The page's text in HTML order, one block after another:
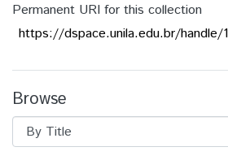
Permanent URI for this collection
https://dspace.unila.edu.br/handle/
Browse